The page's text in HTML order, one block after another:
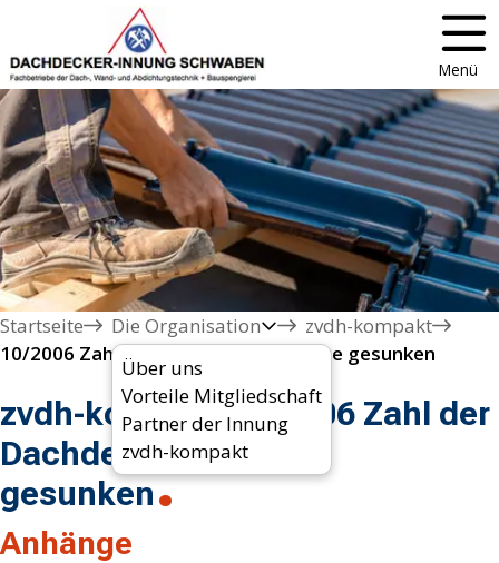
Menü
Startseite
Die Organisation
Über uns
Vorteile Mitgliedschaft
Partner der Innung
zvdh-kompakt
zvdh-kompakt
10/2006 Zahl der Dachdeckerlehrlinge gesunken
zvdh-kompakt 10/2006 Zahl der
Dachdeckerlehrlinge
gesunken
Anhänge